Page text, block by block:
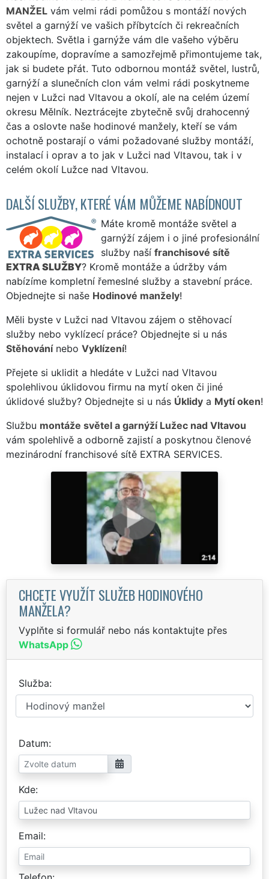
MANŽEL vám velmi rádi pomůžou s montáží nových
světel a garnýží ve vašich příbytcích či rekreačních
objektech. Světla i garnýže vám dle vašeho výběru
zakoupíme, dopravíme a samozřejmě přimontujeme tak,
jak si budete přát. Tuto odbornou montáž světel, lustrů,
garnýží a slunečních clon vám velmi rádi poskytneme
nejen v Lužci nad Vltavou a okolí, ale na celém území
okresu Mělník. Neztrácejte zbytečně svůj drahocenný
čas a oslovte naše hodinové manžely, kteří se vám
ochotně postarají o vámi požadované služby montáží,
instalací i oprav a to jak v Lužci nad Vltavou, tak i v
celém okolí Lužce nad Vltavou.
DALŠÍ SLUŽBY, KTERÉ VÁM MŮŽEME NABÍDNOUT
Máte kromě montáže světel a
garnýží zájem i o jiné profesionální
služby naší franchisové sítě
EXTRA SLUŽBY? Kromě montáže a údržby vám
nabízíme kompletní řemeslné služby a stavební práce.
Objednejte si naše Hodinové manžely!
Měli byste v Lužci nad Vltavou zájem o stěhovací
služby nebo vyklízecí práce? Objednejte si u nás
Stěhovánínebo Vyklízení!
Přejete si uklidit a hledáte v Lužci nad Vltavou
spolehlivou úklidovou firmu na mytí oken či jiné
úklidové služby? Objednejte si u nás Úklidy a Mytí oken!
Službu montáže světel a garnýží Lužec nad Vltavou
vám spolehlivě a odborně zajistí a poskytnou členové
mezinárodní franchisové sítě EXTRA SERVICES.
CHCETE VYUŽÍT SLUŽEB HODINOVÉHO
MANŽELA?
Vyplňte si formulář nebo nás kontaktujte přes
WhatsApp
Služba
Datum
Kde
Email